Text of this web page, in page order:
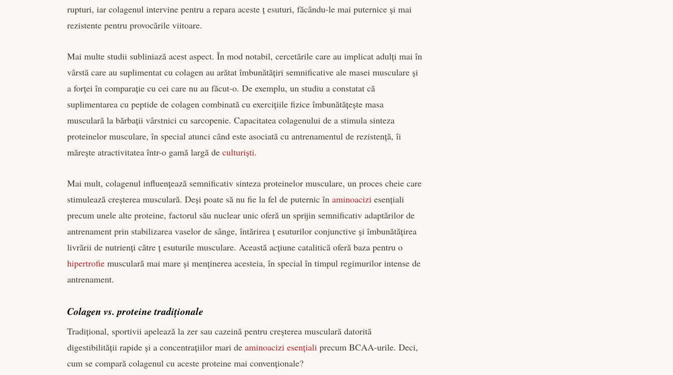
rupturi, iar colagenul intervine pentru a repara aceste ț esuturi, făcându-le mai puternice și mai
rezistente pentru provocările viitoare.
Mai multe studii subliniază acest aspect. În mod notabil, cercetările care au implicat adulți mai în
vârstă care au suplimentat cu colagen au arătat îmbunătățiri semnificative ale masei musculare și
a forței în comparație cu cei care nu au făcut-o. De exemplu, un studiu a constatat că
suplimentarea cu peptide de colagen combinată cu exercițiile fizice îmbunătățește masa
musculară la bărbații vârstnici cu sarcopenie. Capacitatea colagenului de a stimula sinteza
proteinelor musculare, în special atunci când este asociată cu antrenamentul de rezistență, îi
mărește atractivitatea într-o gamă largă deculturiști.
Mai mult, colagenul influențează semnificativ sinteza proteinelor musculare, un proces cheie care
stimulează creșterea musculară. Deși poate să nu fie la fel de puternic înaminoacizi esențiali
precum unele alte proteine, factorul său nuclear unic oferă un sprijin semnificativ adaptărilor de
antrenament prin stabilizarea vaselor de sânge, întărirea ț esuturilor conjunctive și îmbunătățirea
livrării de nutrienți către ț esuturile musculare. Această acțiune catalitică oferă baza pentru o
hipertrofie musculară mai mare și menținerea acesteia, în special în timpul regimurilor intense de
antrenament.
Colagen vs. proteine tradiționale
Tradițional, sportivii apelează la zer sau cazeină pentru creșterea musculară datorită
digestibilității rapide și a concentrațiilor mari deaminoacizi esențiali precum BCAA-urile. Deci,
cum se compară colagenul cu aceste proteine ​​mai convenționale?